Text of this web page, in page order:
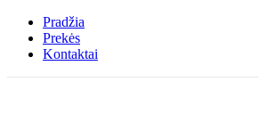
Pradžia
Prekės
Kontaktai